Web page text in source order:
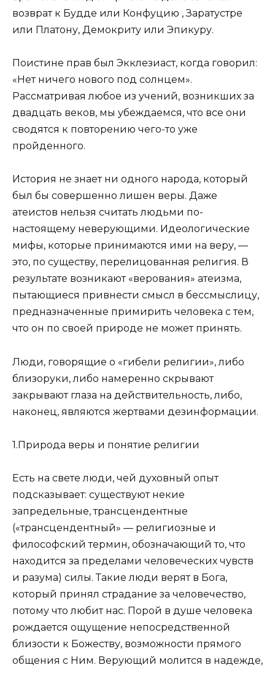
возврат к Будде или Конфуцию , Заратустре
или Платону, Демокриту или Эпикуру.
Поистине прав был Экклезиаст, когда говорил:
«Нет ничего нового под солнцем».
Рассматривая любое из учений, возникших за
двадцать веков, мы убеждаемся, что все они
сводятся к повторению чего-то уже
пройденного.
История не знает ни одного народа, который
был бы совершенно лишен веры. Даже
атеистов нельзя считать людьми по-
настоящему неверующими. Идеологические
мифы, которые принимаются ими на веру, —
это, по существу, перелицованная религия. В
результате возникают «верования» атеизма,
пытающиеся привнести смысл в бессмыслицу,
предназначенные примирить человека с тем,
что он по своей природе не может принять.
Люди, говорящие о «гибели религии», либо
близоруки, либо намеренно скрывают
закрывают глаза на действительность, либо,
наконец, являются жертвами дезинформации.
1.Природа веры и понятие религии
Есть на свете люди, чей духовный опыт
подсказывает: существуют некие
запредельные, трансцендентные
(«трансцендентный» — религиозные и
философский термин, обозначающий то, что
находится за пределами человеческих чувств
и разума) силы. Такие люди верят в Бога,
который принял страдание за человечество,
потому что любит нас. Порой в душе человека
рождается ощущение непосредственной
близости к Божеству, возможности прямого
общения с Ним. Верующий молится в надежде,